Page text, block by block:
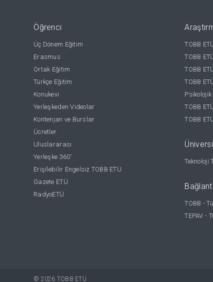
Öğrenci
Üç Dönem Eğitim
Erasmus
Ortak Eğitim
Türkçe Eğitim
Konukevi
Yerleşkeden Videolar
Kontenjan ve Burslar
Ücretler
Uluslararası
Yerleşke 360°
Erişilebilir Engelsiz TOBB ETÜ
Gazete ETÜ
RadyoETÜ
TOBB
TOBB
TOBB
TOBB
TOBB
TOBB
Teknoloji
TOBB -
TEPAV -
© 2026 TOBB ETÜ